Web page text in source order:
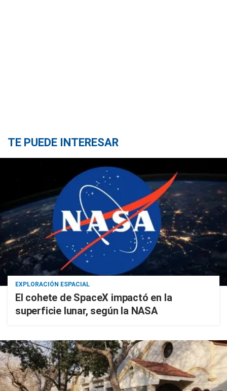
TE PUEDE INTERESAR
EXPLORACIÓN ESPACIAL
El cohete de SpaceX impactó en la
superficie lunar, según la NASA